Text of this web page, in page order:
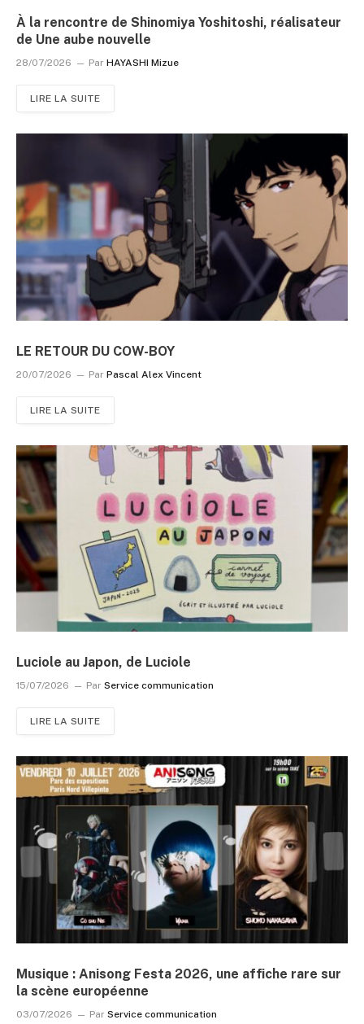
À la rencontre de Shinomiya Yoshitoshi, réalisateur
de Une aube nouvelle
28/07/2026 Par HAYASHI Mizue
LIRE LA SUITE
LE RETOUR DU COW-BOY
20/07/2026 Par Pascal Alex Vincent
LIRE LA SUITE
Luciole au Japon, de Luciole
15/07/2026 Par Service communication
LIRE LA SUITE
Musique : Anisong Festa 2026, une affiche rare sur
la scène européenne
03/07/2026 Par Service communication